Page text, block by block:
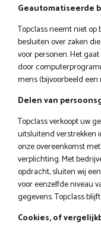
Geautomatiseerde
Topclass neemt niet
besluiten over zaken
voor personen. Het
door
mens (bijvoorbeeld
Delen van
Topclass verkoopt uw
uitsluitend verstrekken
onze overeenkomst
verplichting. Met
opdracht, sluiten wij
voor eenzelfde niveau
gegevens. Topclass
Cookies, of